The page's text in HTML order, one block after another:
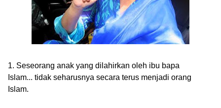
1. Seseorang anak yang dilahirkan oleh ibu bapa
Islam... tidak seharusnya secara terus menjadi orang
Islam.